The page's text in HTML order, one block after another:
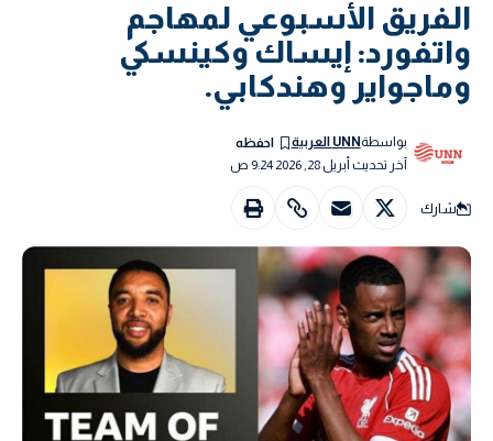
الفريق الأسبوعي لمهاجم
واتفورد: إيساك وكينسكي
وماجواير وهندكابي.
آخر تحديث أبريل 28, 2026 9:24 ص
بواسطةUNN العربية
شارك